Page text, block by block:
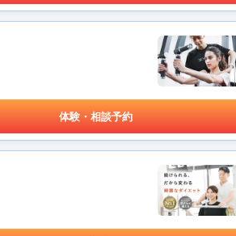
体験・相談予約